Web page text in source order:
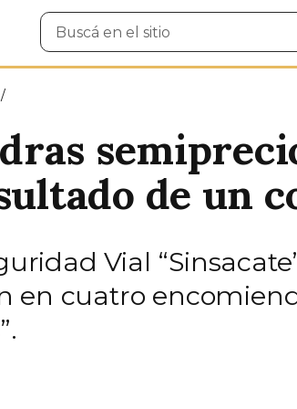
Buscar
en
de un
Vial
en cuatro